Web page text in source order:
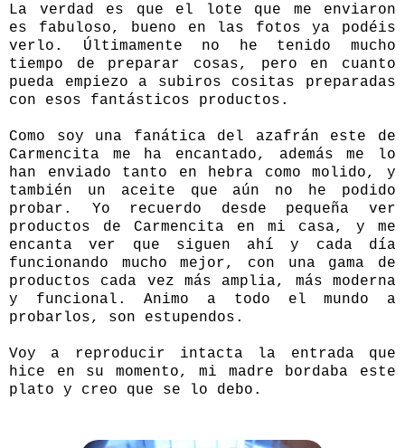
La verdad es que el lote que me enviaron
es fabuloso, bueno en las fotos ya podéis
verlo. Últimamente no he tenido mucho
tiempo de preparar cosas, pero en cuanto
pueda empiezo a subiros cositas preparadas
con esos fantásticos productos.
Como soy una fanática del azafrán este de
Carmencita me ha encantado, además me lo
han enviado tanto en hebra como molido, y
también un aceite que aún no he podido
probar. Yo recuerdo desde pequeña ver
productos de Carmencita en mi casa, y me
encanta ver que siguen ahí y cada día
funcionando mucho mejor, con una gama de
productos cada vez más amplia, más moderna
y funcional. Animo a todo el mundo a
probarlos, son estupendos.
Voy a reproducir intacta la entrada que
hice en su momento, mi madre bordaba este
plato y creo que se lo debo.